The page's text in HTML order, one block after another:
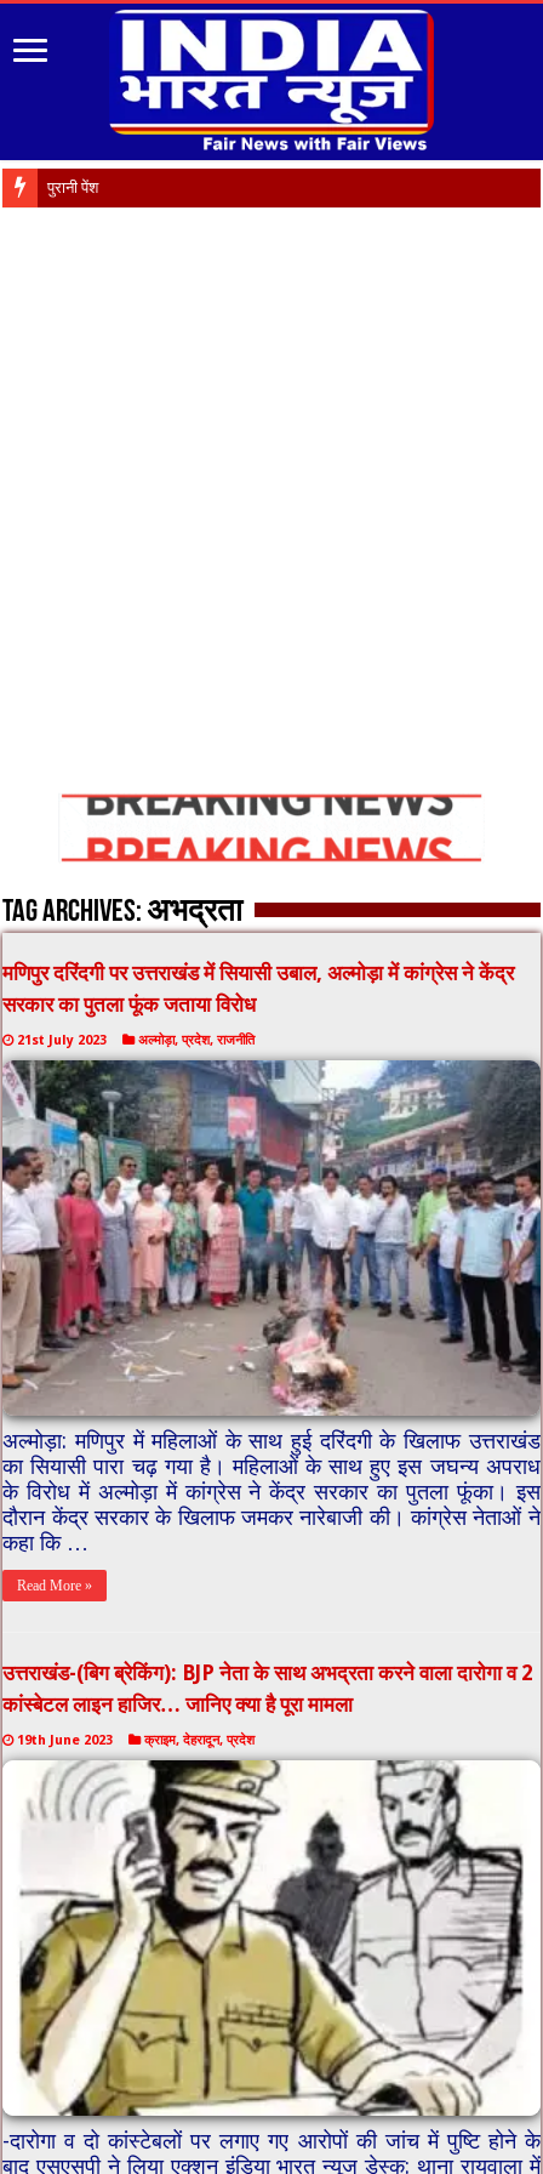
पुरानी पेंशन बहाली को ल
Tag Archives:अभद्रता
मणिपुर दरिंदगी पर उत्तराखंड में सियासी उबाल, अल्मोड़ा में कांग्रेस ने केंद्र
सरकार का पुतला फूंक जताया विरोध
21st July 2023 अल्मोड़ा,प्रदेश,राजनीति
अल्मोड़ा: मणिपुर में महिलाओं के साथ ​हुई दरिंदगी के खिलाफ उत्तराखंड
का सियासी पारा चढ़ गया है। महिलाओं के साथ हुए इस जघन्य अपराध
के विरोध में अल्मोड़ा में कांग्रेस ने केंद्र सरकार का पुतला फूंका। इस
दौरान केंद्र सरकार के खिलाफ जमकर नारेबाजी की। कांग्रेस नेताओं ने
कहा कि …
Read More »
उत्तराखंड-(बिग ब्रेकिंग): BJP नेता के साथ अभद्रता करने वाला दारोगा व 2
कांस्बेटल लाइन हाजिर… जानिए क्या है पूरा मामला
19th June 2023 क्राइम,देहरादून,प्रदेश
-दारोगा व दो कांस्टेबलों पर लगाए गए आरोपों की जांच में पुष्टि होने के
बाद एसएसपी ने लिया एक्शन इंडिया भारत न्यूज डेस्क: थाना रायवाला में